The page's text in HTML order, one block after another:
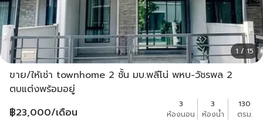
1 / 15
ขาย/ให้เช่า townhome 2 ชั้น มบ.พลีโน่ พหบ-วัชรพล 2
ตบแต่งพร้อมอยู่
฿23,000/เดือน
3
ห้องนอน
3
ห้องน้ำ
130
ตรม.